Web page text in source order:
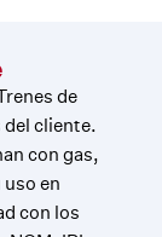
de
cliente.
con gas,
en
con los